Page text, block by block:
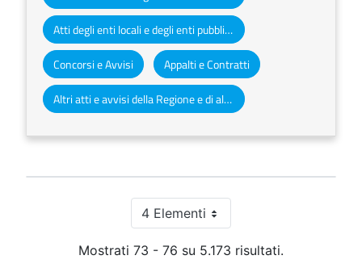
Atti degli enti locali e degli enti pubblici e privati
Concorsi e Avvisi Appalti e Contratti
Altri atti e avvisi della Regione e di altri enti pubblici che interessano la collettività regionale
4 ElementiPer pagina
Mostrati 73 - 76 su 5.173 risultati.